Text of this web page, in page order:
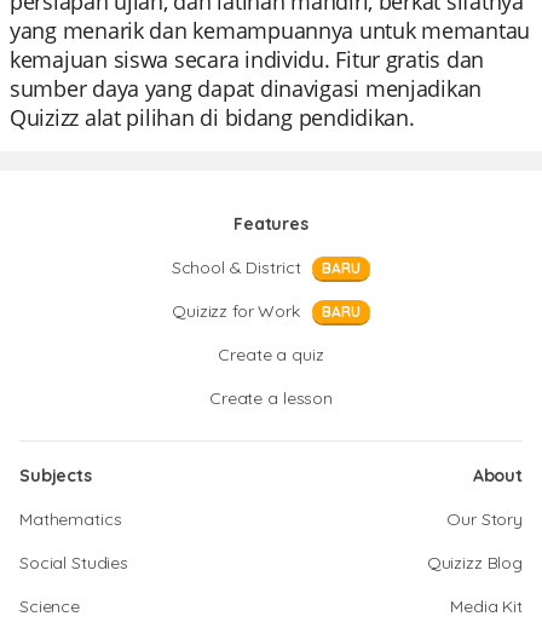
yang menarik dan kemampuannya untuk memantau
kemajuan siswa secara individu. Fitur gratis dan
sumber daya yang dapat dinavigasi menjadikan
Quizizz alat pilihan di bidang pendidikan.
Features
School & District
BARU
Quizizz for Work BARU
Create a quiz
Create a lesson
Subjects
Mathematics
Social Studies
Science
About
Our Story
Quizizz Blog
Media Kit